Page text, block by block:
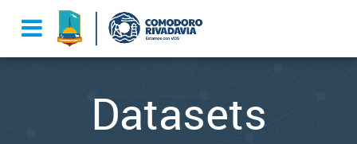
Datasets